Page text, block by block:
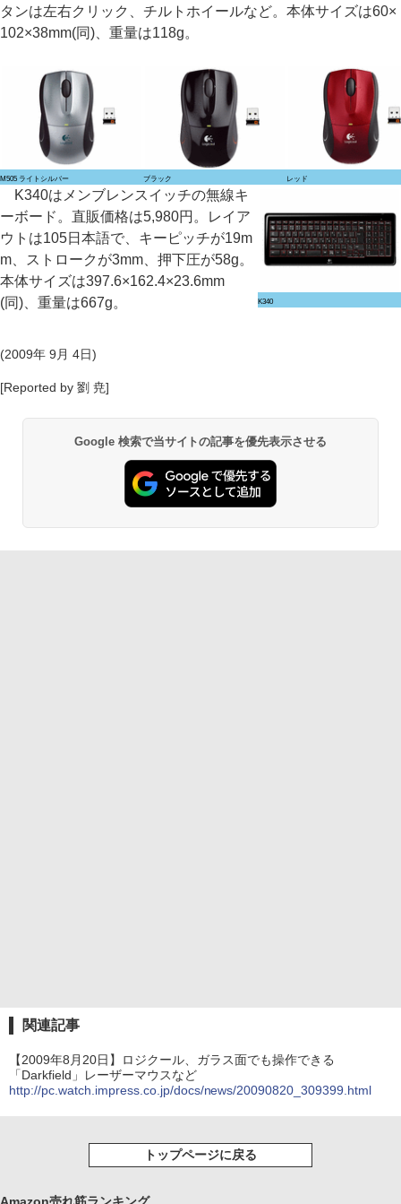
タンは左右クリック、チルトホイールなど。本体サイズは60×
102×38mm(同)、重量は118g。
M505 ライトシルバー ブラック レッド
K340
K340はメンブレンスイッチの無線キ
ーボード。直販価格は5,980円。レイア
ウトは105日本語で、キーピッチが19m
m、ストロークが3mm、押下圧が58g。
本体サイズは397.6×162.4×23.6mm
(同)、重量は667g。
(2009年 9月 4日)
[Reported by 劉 尭]
Google 検索で当サイトの記事を優先表示させる
関連記事
【2009年8月20日】ロジクール、ガラス面でも操作できる
「Darkfield」レーザーマウスなど
http://pc.watch.impress.co.jp/docs/news/20090820_309399.html
トップページに戻る